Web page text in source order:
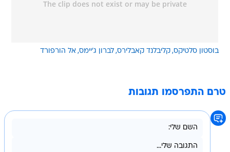
בוסטון סלטיקס קליבלנד קאבלירס לברון ג'יימס אל הורפורד
טרם התפרסמו תגובות